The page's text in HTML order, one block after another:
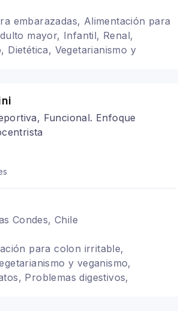
embarazadas, Alimentación para
mayor, Infantil, Renal,
Dietética, Vegetarianismo y
Funcional. Enfoque
Condes, Chile
para colon irritable,
y veganismo,
Problemas digestivos,
para gastritis,